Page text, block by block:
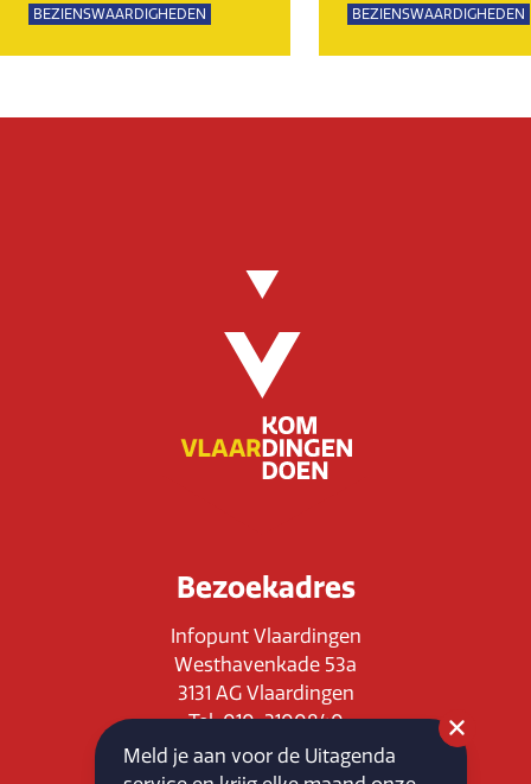
BEZIENSWAARDIGHEDEN BEZIENSWAARDIGHEDEN
Bezoekadres
Infopunt Vlaardingen
Westhavenkade 53a
3131 AG Vlaardingen
Tel: 010-3100840
E-mail: info@vlaardingenpartners.nl
KvK: 71555544
Meld je aan voor de Uitagenda